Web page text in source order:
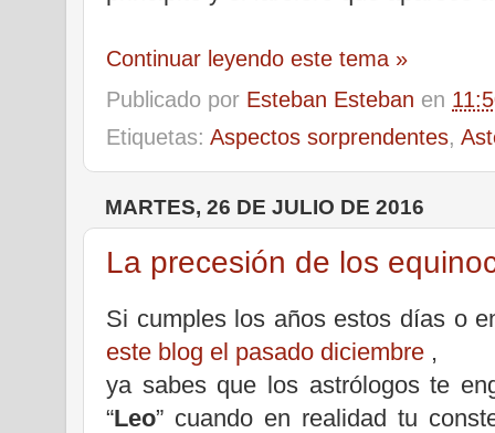
Continuar leyendo este tema »
Publicado por Esteban Esteban en
Etiquetas: Aspectos sorprendentes,
MARTES, 26 DE JULIO DE 2016
La precesión de los
Si cumples los años estos días o
este blog el pasado diciembre ,
ya sabes que los astrólogos te
“Leo” cuando en realidad tu